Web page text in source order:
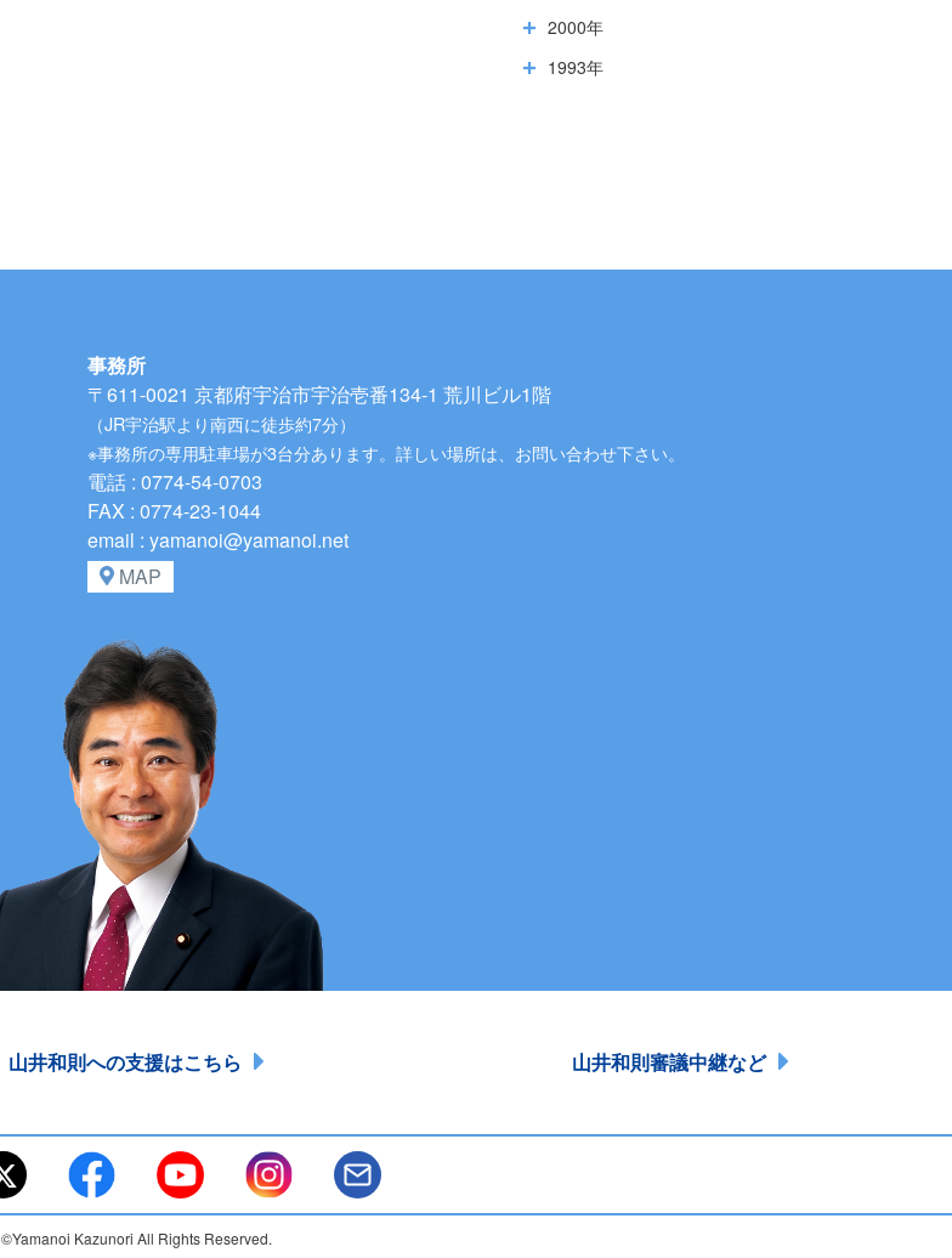
2000年
1993年
事務所
〒611-0021 京都府宇治市宇治壱番134-1 荒川ビル1階
（JR宇治駅より南西に徒歩約7分）
※事務所の専用駐車場が3台分あります。 詳しい場所は、お問い合わせ下さい。
電話 : 0774-54-0703
FAX : 0774-23-1044
email : yamanoi@yamanoi.net
MAP
山井和則への支援はこちら 山井和則審議中継など
©Yamanoi Kazunori All Rights Reserved.